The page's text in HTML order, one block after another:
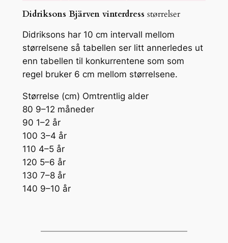
Didriksons Bjärven vinterdress størrelser
Didriksons har 10 cm intervall mellom
størrelsene så tabellen ser litt annerledes ut
enn tabellen til konkurrentene som som
regel bruker 6 cm mellom størrelsene.
Størrelse (cm) Omtrentlig alder
80 9–12 måneder
90 1–2 år
100 3–4 år
110 4–5 år
120 5–6 år
130 7–8 år
140 9–10 år